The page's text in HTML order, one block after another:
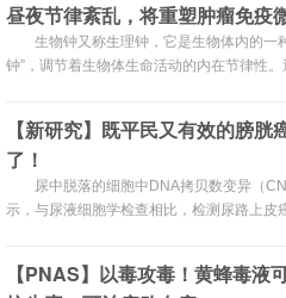
昼夜节律紊乱，将重塑肿瘤免疫
快癌细胞增殖！
生物钟又称生理钟，它是生物体内的一
钟”，调节着生物体生命活动的内在节律性
【新研究】既平民又有效的膀胱
了！
尿中脱落的细胞中DNA拷贝数变异（
示，与尿液细胞学检查相比，检测尿路上皮
【PNAS】以毒攻毒！黄蜂毒液